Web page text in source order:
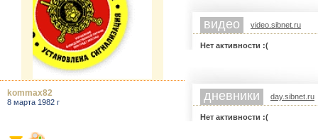
видео video.sibnet.ru
Нет активности :(
дневники day.sibnet.ru
Нет активности :(
kommax82
8 марта 1982 г